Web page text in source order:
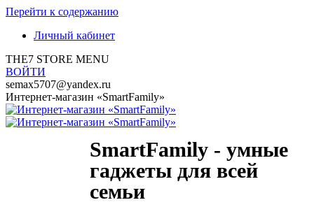
Перейти к содержанию
Личный кабинет
THE7 STORE MENU
ВОЙТИ
semax5707@yandex.ru
Интернет-магазин «SmartFamily»
SmartFamily - умные
гаджеты для всей
семьи